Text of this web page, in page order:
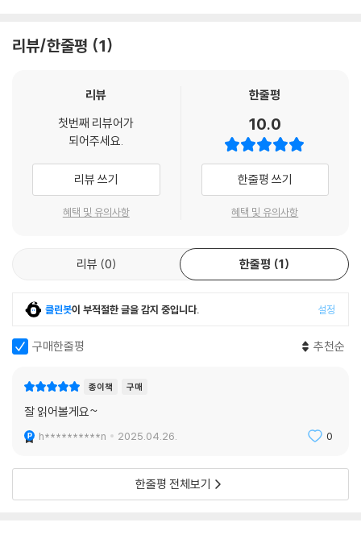
리뷰/한줄평 1
리뷰
첫번째 리뷰어가
되어주세요.
리뷰 쓰기
혜택 및 유의사항
한줄평
10.0
한줄평 쓰기
혜택 및 유의사항
리뷰 0 한줄평 1
클린봇이 부적절한 글을 감지 중입니다. 설정
구매한줄평 추천순
종이책 구매
잘 읽어볼게요~
h**********n 2025.04.26. 0
한줄평 전체보기